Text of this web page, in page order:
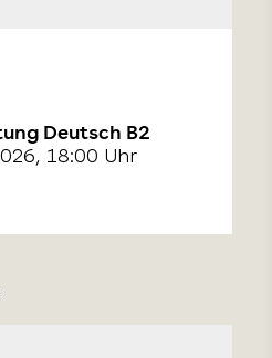
Deutsch B2
18:00 Uhr